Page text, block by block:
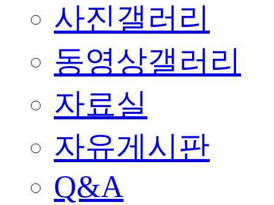
사진갤러리
동영상갤러리
자료실
자유게시판
Q&A